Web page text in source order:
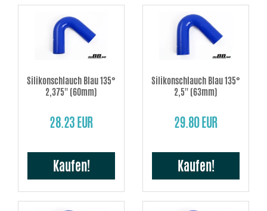
Silikonschlauch Blau 135°
2,375'' (60mm)
28.23 EUR
Kaufen!
Silikonschlauch Blau 135°
2,5'' (63mm)
29.80 EUR
Kaufen!